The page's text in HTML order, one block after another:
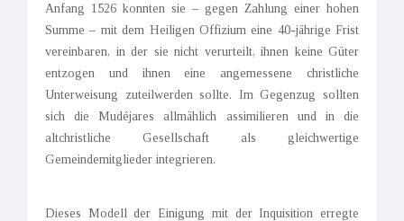
Anfang 1526 konnten sie – gegen Zahlung einer hohen
Summe – mit dem Heiligen Offizium eine 40-jährige Frist
vereinbaren, in der sie nicht verurteilt, ihnen keine Güter
entzogen und ihnen eine angemessene christliche
Unterweisung zuteilwerden sollte. Im Gegenzug sollten
sich die Mudéjares allmählich assimilieren und in die
altchristliche Gesellschaft als gleichwertige
Gemeindemitglieder integrieren.
Dieses Modell der Einigung mit der Inquisition erregte